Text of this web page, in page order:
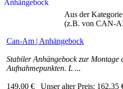
Can-Am | Anhängebock
Stabiler Anhängebock zur Montage
Aufnahmepunkten. L ...
149,00 € Unser alter Preis: 162,35
Aus der Kategorie
(z.B. von CAN-